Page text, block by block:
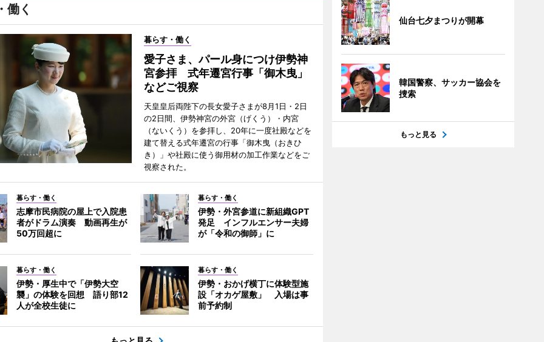
働く
暮らす・働く
愛子さま、パール身につけ伊勢神
宮参拝 式年遷宮行事「御木曳」
などご視察
天皇皇后両陛下の長女愛子さまが8月1日・2日
の2日間、伊勢神宮の外宮（げくう）・内宮
（ないくう）を参拝し、20年に一度社殿などを
建て替える式年遷宮の行事「御木曳（おきひ
き）」や社殿に使う御用材の加工作業などをご
視察された。
暮らす・働く
志摩市民病院の屋上で入院患
者がドラム演奏 動画再生が
50万回超に
暮らす・働く
伊勢・外宮参道に新組織GPT
発足 インフルエンサー夫婦
が「令和の御師」に
暮らす・働く
伊勢・厚生中で「伊勢大空
襲」の体験を回想 語り部12
人が全校生徒に
暮らす・働く
伊勢・おかげ横丁に体験型施
設「オカゲ屋敷」 入場は事
前予約制
仙台七夕まつりが開幕
韓国警察、サッカー協会を
捜索
もっと見る